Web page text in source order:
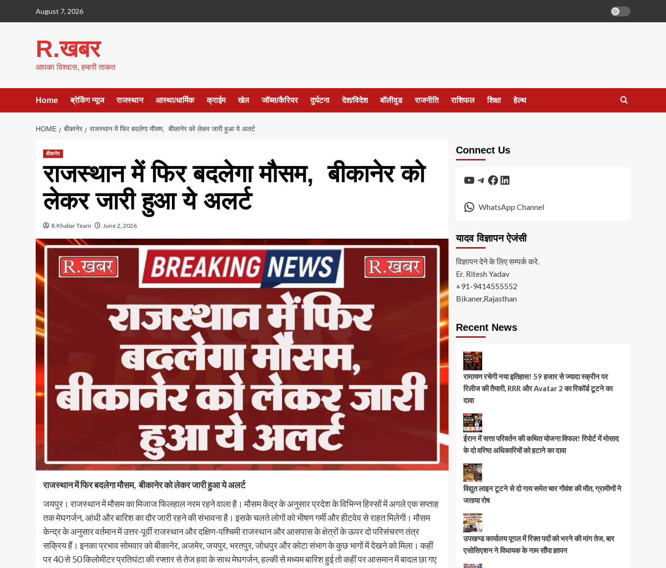
August 7, 2026
R.खबर
आपका विश्वास, हमारी ताकत
Home ब्रेकिंग न्यूज राजस्थान आस्था/धार्मिक क्राईम खेल जॉब्स/कैरियर दुर्घटना देश/विदेश बॉलीवुड राजनीति राशिफल शिक्षा हेल्थ
HOME बीकानेर राजस्थान में फिर बदलेगा मौसम, बीकानेर को लेकर जारी हुआ ये अलर्ट
बीकानेर
राजस्थान में फिर बदलेगा मौसम, बीकानेर को
लेकर जारी हुआ ये अलर्ट
R.Khabar Team June 2, 2026
राजस्थान में फिर बदलेगा मौसम, बीकानेर को लेकर जारी हुआ ये अलर्ट
जयपुर। राजस्थान में मौसम का मिजाज फिलहाल नरम रहने वाला है। मौसम केंद्र के अनुसार प्रदेश के विभिन्न हिस्सों में अगले एक सप्ताह
तक मेघगर्जन, आंधी और बारिश का दौर जारी रहने की संभावना है। इसके चलते लोगों को भीषण गर्मी और हीटवेव से राहत मिलेगी। मौसम
केन्द्र के अनुसार वर्तमान में उत्तर-पूर्वी राजस्थान और दक्षिण-पश्चिमी राजस्थान और आसपास के क्षेत्रों के ऊपर दो परिसंचरण तंत्र
सक्रिय हैं। इनका प्रभाव सोमवार को बीकानेर, अजमेर, जयपुर, भरतपुर, जोधपुर और कोटा संभाग के कुछ भागों में देखने को मिला। कहीं
पर 40 से 50 किलोमीटर प्रतिघंटा की रफ्तार से तेज हवा के साथ मेघगर्जन, हल्की से मध्यम बारिश हुई तो कहीं पर आसमान में बादल छा गए
Connect Us
YouTube
Telegram
Facebook
LinkedIn
WhatsApp Channel
यादव विज्ञापन ऐजंसी
विज्ञापन देने के लिए सम्पर्क करे.
Er. Ritesh Yadav
+91-9414555552
Bikaner,Rajasthan
Recent News
रामायण रचेगी नया इतिहास! 59 हजार से ज्यादा स्क्रीन पर
रिलीज की तैयारी, RRR और Avatar 2 का रिकॉर्ड टूटने का
दावा
ईरान में सत्ता परिवर्तन की कथित योजना विफल! रिपोर्ट में मोसाद
के दो वरिष्ठ अधिकारियों को हटाने का दावा
विद्युत लाइन टूटने से दो गाय समेत चार गौवंश की मौत, ग्रामीणों ने
जताया रोष
उपखण्ड कार्यालय पूगल में रिक्त पदों को भरने की मांग तेज, बार
एसोसिएशन ने विधायक के नाम सौंपा ज्ञापन